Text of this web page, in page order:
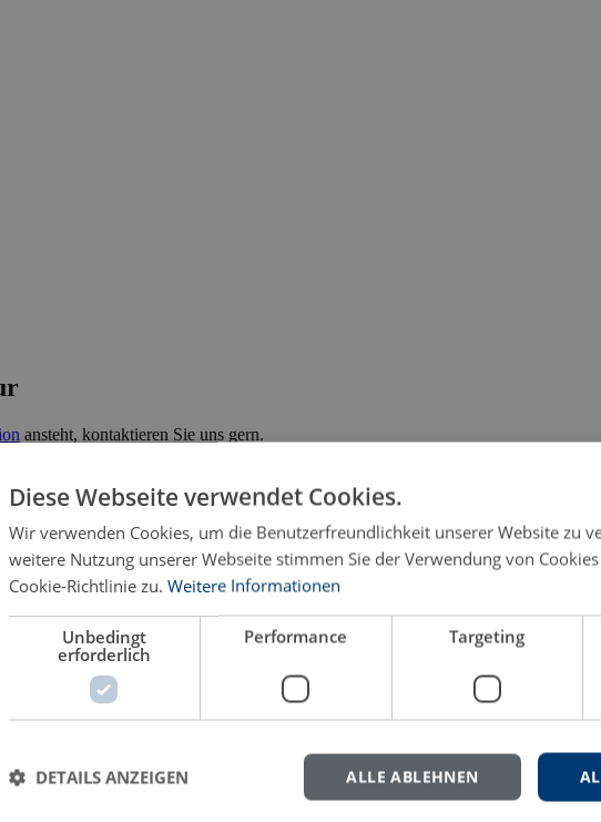
ansteht, kontaktieren Sie uns gern.
Diese Webseite verwendet Cookies.
Wir verwenden Cookies, um die Benutzerfreundlichkeit unserer Website zu
weitere Nutzung unserer Webseite stimmen Sie der Verwendung von
Cookie-Richtlinie zu. Weitere Informationen
Unbedingt
erforderlich
Performance Targeting
ALLE ABLEHNEN
DETAILS ANZEIGEN